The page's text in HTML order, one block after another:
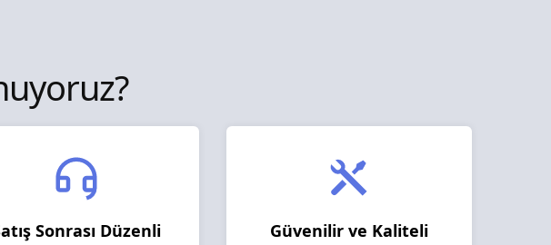
Sonrası Düzenli
Güvenilir ve Kaliteli